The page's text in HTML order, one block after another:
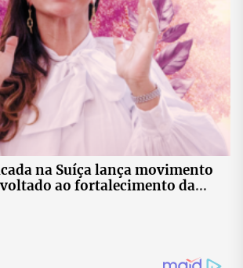
na Suíça lança movimento
ao fortalecimento da